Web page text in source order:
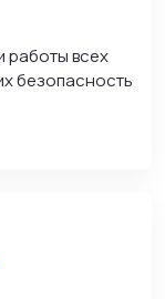
работы всех
безопасность